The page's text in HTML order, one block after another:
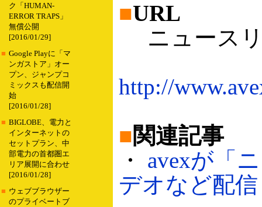
ク「HUMAN-
ERROR TRAPS」
無償公開
[2016/01/29]
■ Google Playに「マ
ンガストア」オー
プン、ジャンプコ
ミックスも配信開
始
[2016/01/28]
■ BIGLOBE、電力と
インターネットの
セットプラン、中
部電力の首都圏エ
リア展開に合わせ
[2016/01/28]
■ ウェブブラウザー
のプライベートブ
■URL
ニュースリ
http://
■関連記事
・ avexが「
デオなど配信